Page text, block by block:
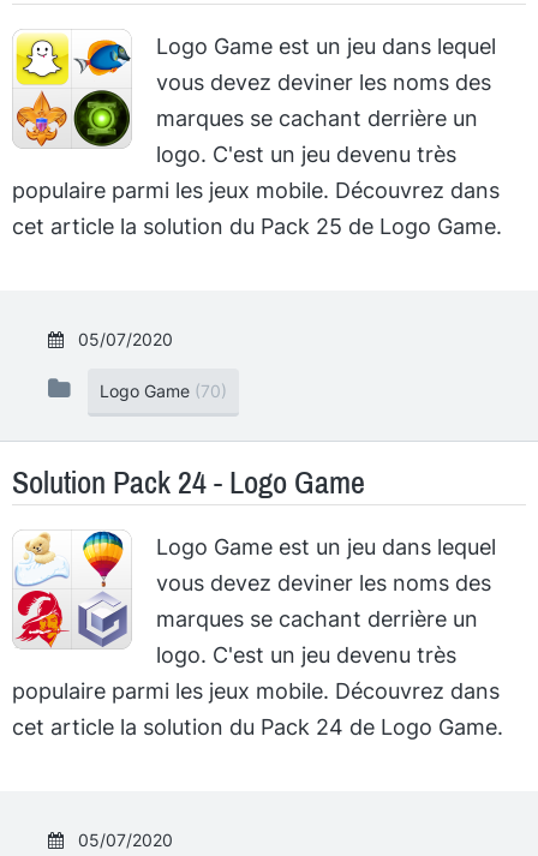
Logo Game est un jeu dans lequel
vous devez deviner les noms des
marques se cachant derrière un
logo. C'est un jeu devenu très
populaire parmi les jeux mobile. Découvrez dans
cet article la solution du Pack 25 de Logo Game.
05/07/2020
Logo Game (70)
Solution Pack 24 - Logo Game
Logo Game est un jeu dans lequel
vous devez deviner les noms des
marques se cachant derrière un
logo. C'est un jeu devenu très
populaire parmi les jeux mobile. Découvrez dans
cet article la solution du Pack 24 de Logo Game.
05/07/2020